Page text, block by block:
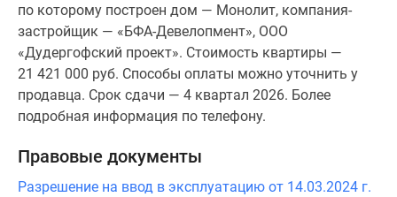
по которому построен дом — Монолит, компания-
застройщик — «БФА-Девелопмент», ООО
«Дудергофский проект». Стоимость квартиры —
21 421 000 руб. Способы оплаты можно уточнить у
продавца. Срок сдачи — 4 квартал 2026. Более
подробная информация по телефону.
Правовые документы
Разрешение на ввод в эксплуатацию от 14.03.2024 г.